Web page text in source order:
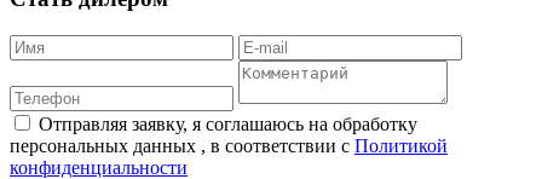
Отправляя заявку, я соглашаюсь на обработку
персональных данных , в соответствии с Политикой
конфиденциальности